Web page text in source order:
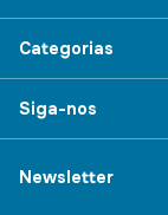
Categorias
Siga-nos
Newsletter